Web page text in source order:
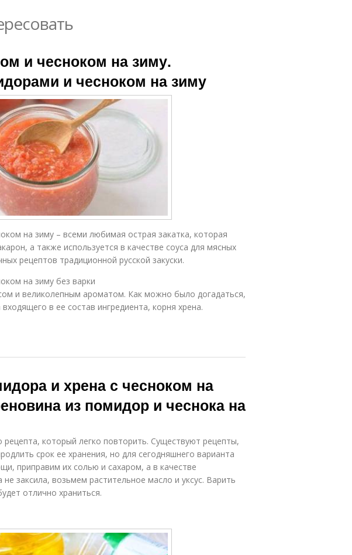
и чесноком на зиму.
и чесноком на зиму
на зиму – всеми любимая острая закатка, которая
а также используется в качестве соуса для мясных
рецептов традиционной русской закуски.
на зиму без варки
и великолепным ароматом. Как можно было догадаться,
в ее состав ингредиента, корня хрена.
и хрена с чесноком на
из помидор и чеснока на
рецепта, который легко повторить. Существуют рецепты,
срок ее хранения, но для сегодняшнего варианта
приправим их солью и сахаром, а в качестве
заксила, возьмем растительное масло и уксус. Варить
отлично храниться.